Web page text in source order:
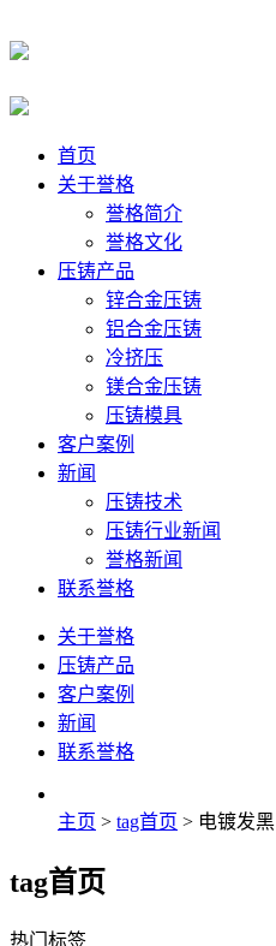
首页
关于誉格
誉格简介
誉格文化
压铸产品
锌合金压铸
铝合金压铸
冷挤压
镁合金压铸
压铸模具
客户案例
新闻
压铸技术
压铸行业新闻
誉格新闻
联系誉格
关于誉格
压铸产品
客户案例
新闻
联系誉格
主页 > tag首页 > 电镀发黑
tag首页
热门标签